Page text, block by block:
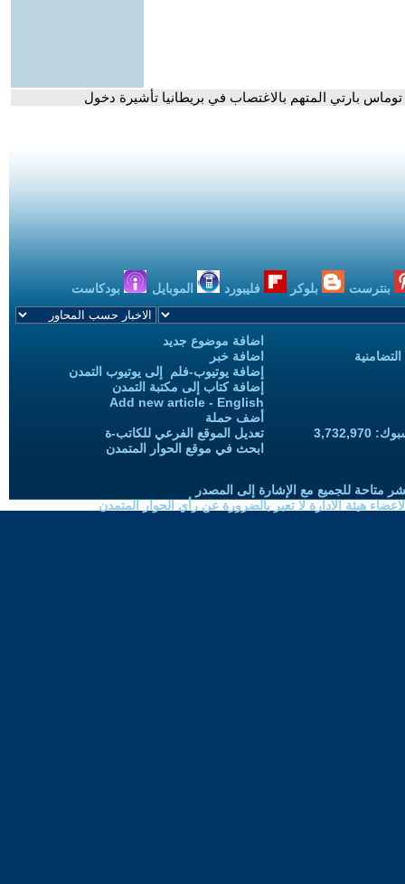
بنترست بلوكر فليبورد الموبايل بودكاست
اضافة موضوع جديد
اضافة خبر
إضافة يوتيوب-فلم إلى يوتيوب التمدن
إضافة كتاب إلى مكتبة التمدن
Add new article - English
أضف حملة
تعديل الموقع الفرعي للكاتب-ة
ابحث في موقع الحوار المتمدن
متاحة للجميع مع الإشارة إلى المصدر
هيئة الادارة لا تعبر بالضرورة عن رأي الحوار المتمدن